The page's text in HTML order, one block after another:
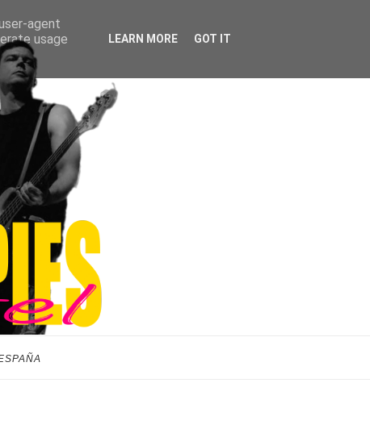
agent
usage
LEARN MORE GOT IT